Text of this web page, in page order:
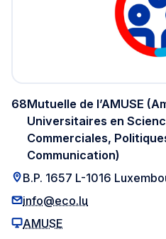
Mutuelle de l’AMUSE
Universitaires en
Commerciales,
Communication)
68
B.P. 1657 L-1016
info@eco.lu
AMUSE